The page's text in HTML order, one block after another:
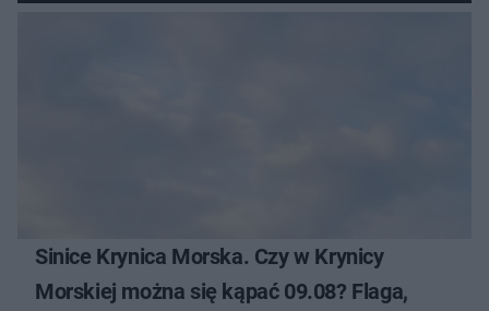
Sinice Krynica Morska. Czy w Krynicy
Morskiej można się kąpać 09.08? Flaga,